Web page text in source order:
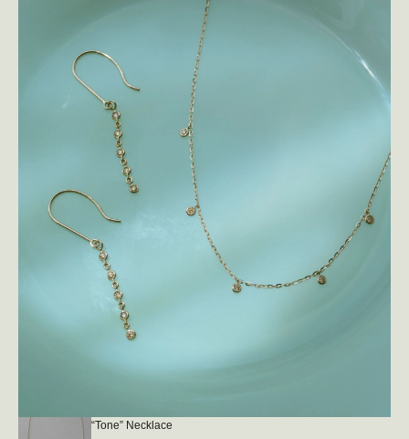
※オーダー内容により価格変動あり（チェーンは別売り）
※ete bijoux取り扱いショップのみの展開
“Tone” Necklace